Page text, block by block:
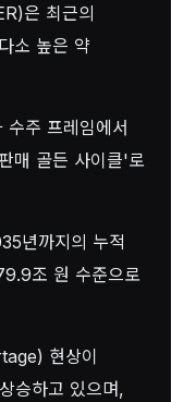
은 최근의
소 높은 약
수주 프레임에서
매 골든 사이클'로
년까지의 누적
조 원 수준으로
현상이
승하고 있으며,